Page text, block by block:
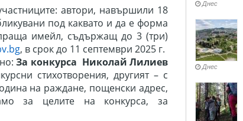
автори, навършили 18
под каквато и да е форма
имейл, съдържащ до 3 (три)
, в срок до 11 септември 2025 г.
За конкурса Николай Лилиев
стихотворения, другият – с
на раждане, пощенски адрес,
за целите на конкурса, за
Днес
Днес